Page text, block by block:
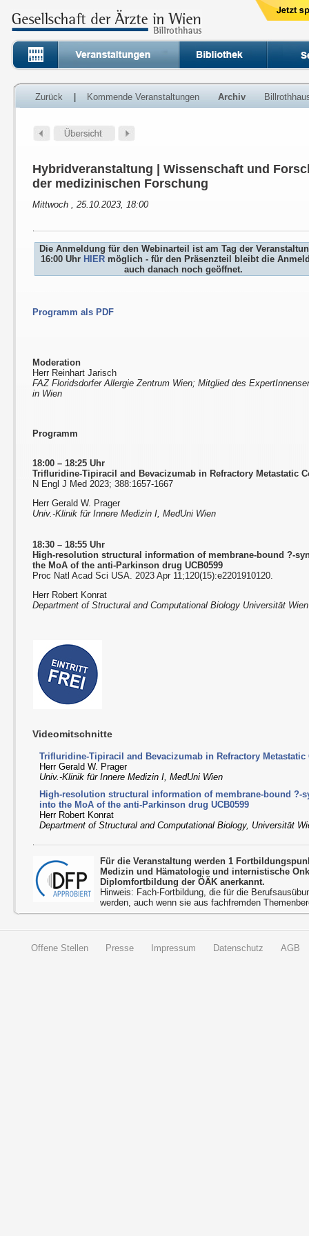
Zurück Kommende Veranstaltungen Archiv
Hybridveranstaltung | Wissenschaft und
der medizinischen Forschung
Mittwoch , 25.10.2023, 18:00
Die Anmeldung für den Webinarteil ist am Tag der
16:00 Uhr HIER möglich - für den Präsenzteil bleibt die
auch danach noch geöffnet.
Programm als PDF
Moderation
Herr Reinhart Jarisch
FAZ Floridsdorfer Allergie Zentrum Wien; Mitglied des
in Wien
Programm
18:00 – 18:25 Uhr
Trifluridine-Tipiracil and Bevacizumab in Refractory Metastatic
N Engl J Med 2023; 388:1657-1667
Herr Gerald W. Prager
Univ.-Klinik für Innere Medizin I, MedUni Wien
18:30 – 18:55 Uhr
High-resolution structural information of membrane-bound ?-
the MoA of the anti-Parkinson drug UCB0599
Proc Natl Acad Sci USA. 2023 Apr 11;120(15):e2201910120.
Herr Robert Konrat
Department of Structural and Computational Biology Universität Wien
Videomitschnitte
Trifluridine-Tipiracil and Bevacizumab in Refractory Metastatic
Herr Gerald W. Prager
Univ.-Klinik für Innere Medizin I, MedUni Wien
High-resolution structural information of membrane-bound ?-
into the MoA of the anti-Parkinson drug UCB0599
Herr Robert Konrat
Department of Structural and Computational Biology, Universität
Für die Veranstaltung werden 1
Medizin und Hämatologie und internistische
Diplomfortbildung der ÖÄK anerkannt.
Hinweis: Fach-Fortbildung, die für die
werden, auch wenn sie aus fachfremden
Offene Stellen Presse Impressum Datenschutz AGB